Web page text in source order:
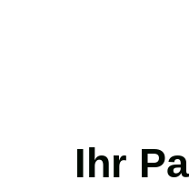
Ihr